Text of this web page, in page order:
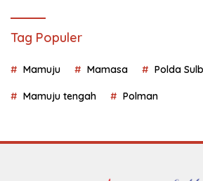
Tag Populer
Mamuju Mamasa Polda
Mamuju tengah Polman